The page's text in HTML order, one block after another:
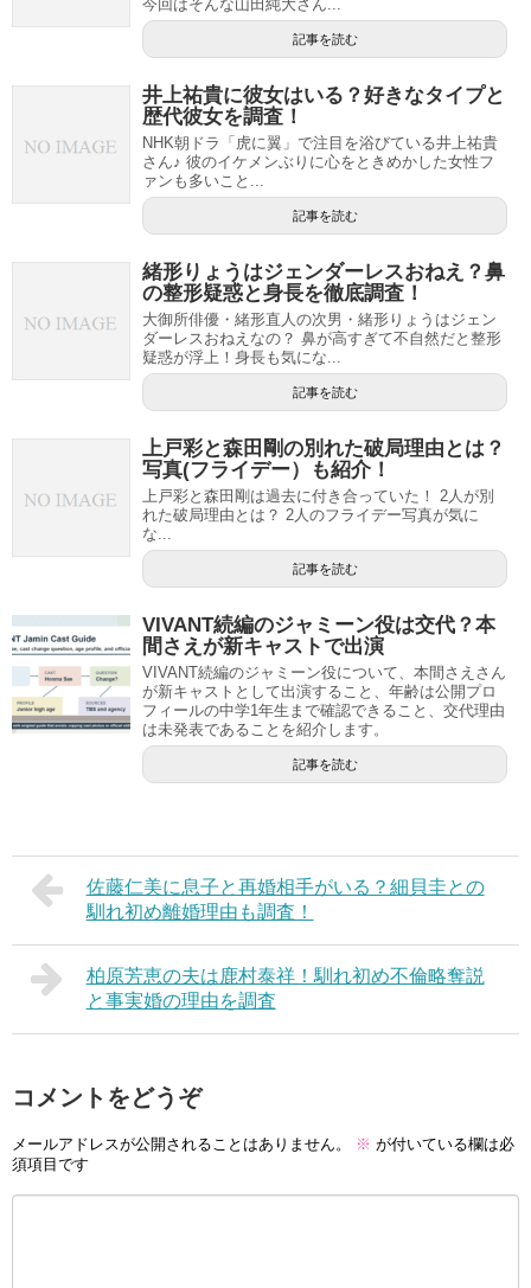
今回はそんな山田純大さん...
記事を読む
井上祐貴に彼女はいる？好きなタイプと
歴代彼女を調査！
NHK朝ドラ「虎に翼」で注目を浴びている井上祐貴
さん♪ 彼のイケメンぶりに心をときめかした女性フ
ァンも多いこと...
記事を読む
緒形りょうはジェンダーレスおねえ？鼻
の整形疑惑と身長を徹底調査！
大御所俳優・緒形直人の次男・緒形りょうはジェン
ダーレスおねえなの？ 鼻が高すぎて不自然だと整形
疑惑が浮上！身長も気にな...
記事を読む
上戸彩と森田剛の別れた破局理由とは？
写真(フライデー）も紹介！
上戸彩と森田剛は過去に付き合っていた！ 2人が別
れた破局理由とは？ 2人のフライデー写真が気に
な...
記事を読む
VIVANT続編のジャミーン役は交代？本
間さえが新キャストで出演
VIVANT続編のジャミーン役について、本間さえさん
が新キャストとして出演すること、年齢は公開プロ
フィールの中学1年生まで確認できること、交代理由
は未発表であることを紹介します。
記事を読む
佐藤仁美に息子と再婚相手がいる？細貝圭との
馴れ初め離婚理由も調査！
柏原芳恵の夫は鹿村泰祥！馴れ初め不倫略奪説
と事実婚の理由を調査
コメントをどうぞ
メールアドレスが公開されることはありません。 ※ が付いている欄は必
須項目です